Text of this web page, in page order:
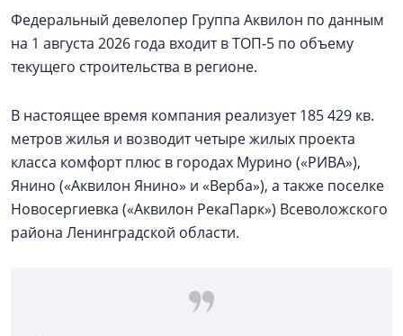
Федеральный девелопер Группа Аквилон по данным
на 1 августа 2026 года входит в ТОП-5 по объему
текущего строительства в регионе.
В настоящее время компания реализует 185 429 кв.
метров жилья и возводит четыре жилых проекта
класса комфорт плюс в городах Мурино («РИВА»),
Янино («Аквилон Янино» и «Верба»), а также поселке
Новосергиевка («Аквилон РекаПарк») Всеволожского
района Ленинградской области.